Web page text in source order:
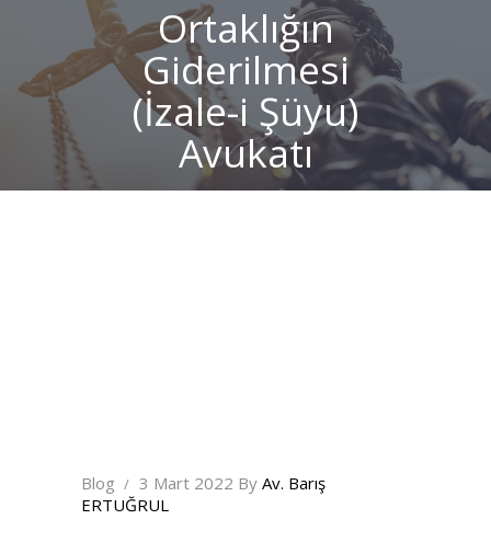
Ortaklığın
Giderilmesi
(İzale-i Şüyu)
Avukatı
Blog 3 Mart 2022 By Av. Barış
ERTUĞRUL